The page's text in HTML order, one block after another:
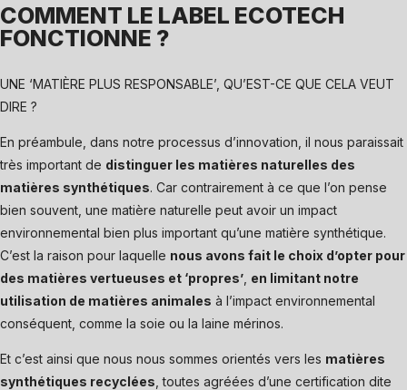
COMMENT LE LABEL ECOTECH
FONCTIONNE ?
UNE ‘MATIÈRE PLUS RESPONSABLE’, QU’EST-CE QUE CELA VEUT
DIRE ?
En préambule, dans notre processus d’innovation, il nous paraissait
très important de distinguer les matières naturelles des
matières synthétiques. Car contrairement à ce que l’on pense
bien souvent, une matière naturelle peut avoir un impact
environnemental bien plus important qu’une matière synthétique.
C’est la raison pour laquelle nous avons fait le choix d’opter pour
des matières vertueuses et ‘propres’ en limitant notre
utilisation de matières animales à l’impact environnemental
conséquent, comme la soie ou la laine mérinos.
Et c’est ainsi que nous nous sommes orientés vers les matières
synthétiques recyclées , toutes agréées d’une certification dite